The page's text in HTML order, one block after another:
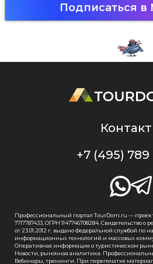
Подписаться в
+7 (495) 789
Профессиональный портал TourDom.ru —
7717787433, ОГРН 1147746708284. Свидетельство
от 23.01.2012 г. выдано Федеральной службой по
информационных технологий и массовых
Оперативная информация о туристическом
Новости, рыночная аналитика.
Вебинары, тренинги. При перепечатке